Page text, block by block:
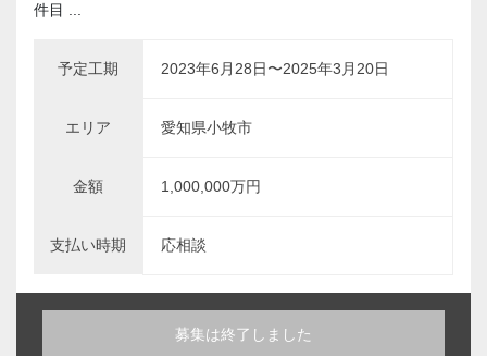
件目 ...
予定工期 2023年6月28日〜2025年3月20日
エリア 愛知県小牧市
金額 1,000,000万円
支払い時期 応相談
募集は終了しました